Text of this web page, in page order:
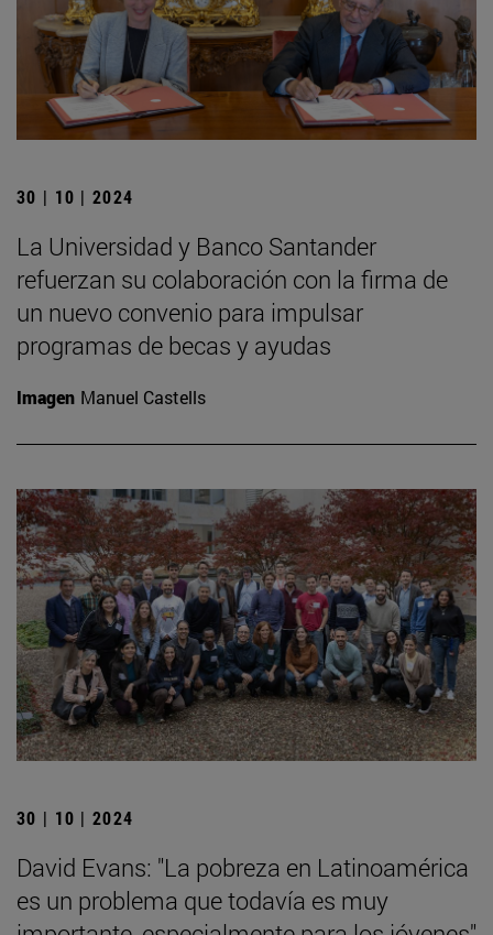
30 | 10 | 2024
La Universidad y Banco Santander
refuerzan su colaboración con la firma de
un nuevo convenio para impulsar
programas de becas y ayudas
Imagen Manuel Castells
30 | 10 | 2024
David Evans: "La pobreza en Latinoamérica
es un problema que todavía es muy